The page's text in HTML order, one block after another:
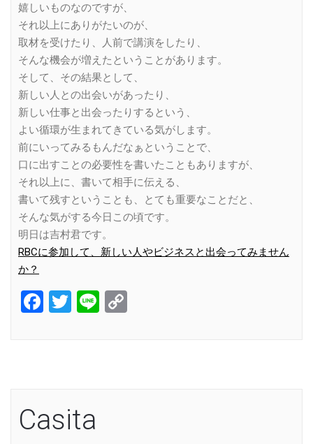
嬉しいものなのですが、
それ以上にありがたいのが、
取材を受けたり、人前で講演をしたり、
そんな機会が増えたということがあります。
そして、その結果として、
新しい人との出会いがあったり、
新しい仕事と出会ったりするという、
よい循環が生まれてきている気がします。
前にいってみるもんだなぁということで、
口に出すことの必要性を書いたこともありますが、
それ以上に、書いて相手に伝える、
書いて残すということも、とても重要なことだと、
そんな気がする今日この頃です。
明日は吉村君です。
RBCに参加して、新しい人やビジネスと出会ってみません
か？
Facebook
Twitter
Line
Casita